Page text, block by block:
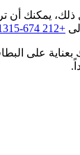
ذلك، يمكنك أن
+212 674-971315
على